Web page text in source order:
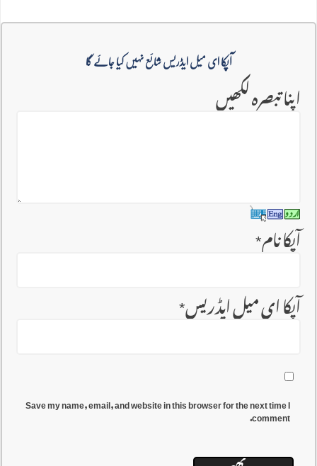
آپکا ای میل ایڈریس شائع نہیں کیا جائے گا
اپنا تبصرہ لکھیں
آپکا نام*
آپکا ای میل ایڈریس*
Save my name, email, and website in this browser for the next time I
comment.